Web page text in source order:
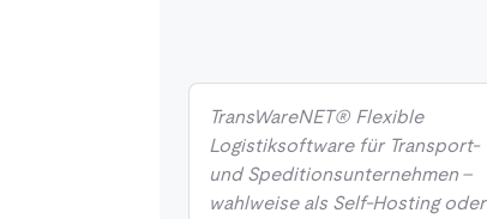
TransWareNET® Flexible
Logistiksoftware für Transport-
und Speditionsunternehmen –
wahlweise als Self-Hosting oder